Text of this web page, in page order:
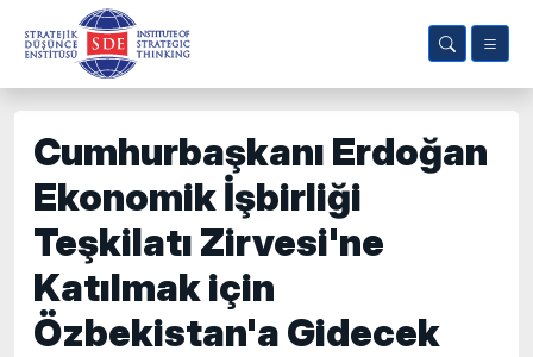
Cumhurbaşkanı Erdoğan
Ekonomik İşbirliği
Teşkilatı Zirvesi'ne
Katılmak için
Özbekistan'a Gidecek